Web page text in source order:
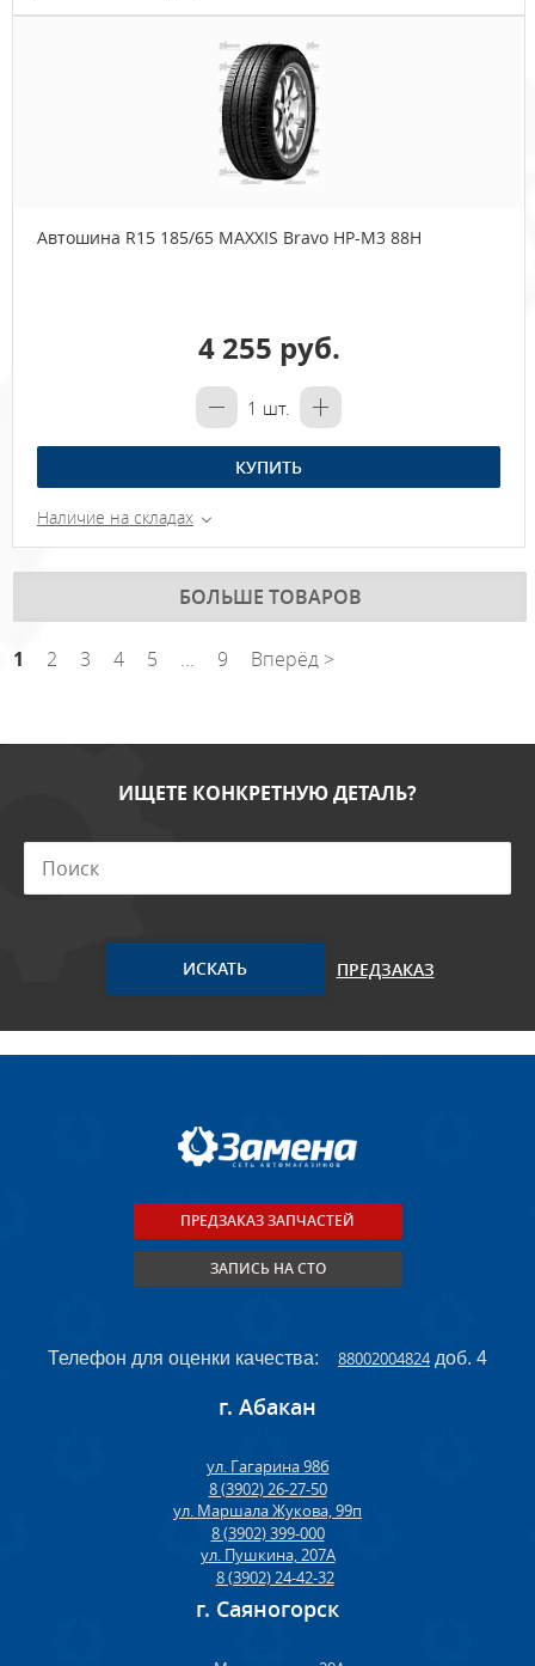
Автошина R15 185/65 MAXXIS Bravo HP-M3 88H
4 255 руб.
1 шт.
КУПИТЬ
Наличие на складах
БОЛЬШЕ ТОВАРОВ
1 2 3 4 5 ... 9 Вперёд >
ИЩЕТЕ КОНКРЕТНУЮ ДЕТАЛЬ?
ПРЕДЗАКАЗ
ПРЕДЗАКАЗ ЗАПЧАСТЕЙ
ЗАПИСЬ НА СТО
Телефон для оценки качества: 88002004824доб. 4
г. Абакан
ул. Гагарина 98б
8 (3902) 26-27-50
ул. Маршала Жукова, 99п
8 (3902) 399-000
ул. Пушкина, 207А
8 (3902) 24-42-32
г. Саяногорск